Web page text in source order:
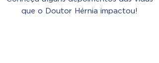
que o Doutor Hérnia impactou!